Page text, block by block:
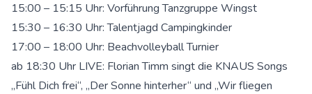
15:00 – 15:15 Uhr: Vorführung Tanzgruppe Wingst
15:30 – 16:30 Uhr: Talentjagd Campingkinder
17:00 – 18:00 Uhr: Beachvolleyball Turnier
ab 18:30 Uhr LIVE: Florian Timm singt die KNAUS Songs
„Fühl Dich frei“, „Der Sonne hinterher“ und „Wir fliegen